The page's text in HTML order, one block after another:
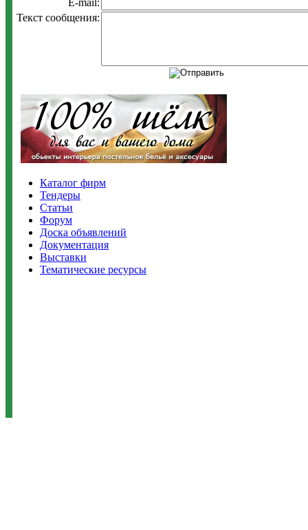
E-mail:
Текст сообщения:
Каталог фирм
Тендеры
Статьи
Форум
Доска объявлений
Документация
Выставки
Тематические ресурсы